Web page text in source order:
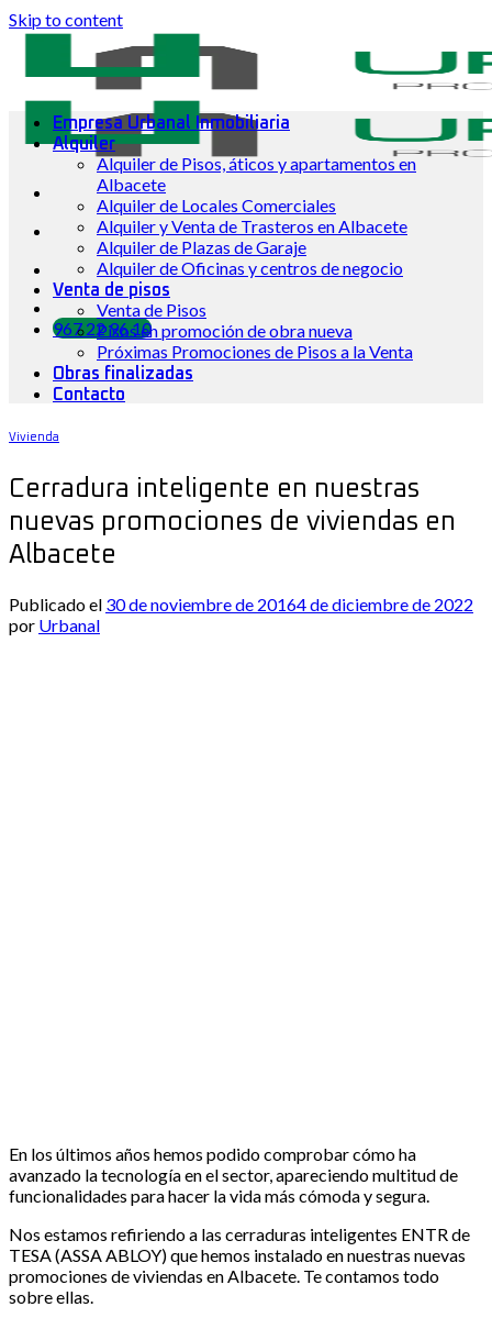
Skip to content
967 22 96 10
Empresa Urbanal Inmobiliaria
Alquiler
Alquiler de Pisos, áticos y apartamentos en
Albacete
Alquiler de Locales Comerciales
Alquiler y Venta de Trasteros en Albacete
Alquiler de Plazas de Garaje
Alquiler de Oficinas y centros de negocio
Venta de pisos
Venta de Pisos
Pisos en promoción de obra nueva
Próximas Promociones de Pisos a la Venta
Obras finalizadas
Contacto
Vivienda
Cerradura inteligente en nuestras
nuevas promociones de viviendas en
Albacete
Publicado el 30 de noviembre de 20164 de diciembre de 2022
por Urbanal
En los últimos años hemos podido comprobar cómo ha
avanzado la tecnología en el sector, apareciendo multitud de
funcionalidades para hacer la vida más cómoda y segura.
Nos estamos refiriendo a las cerraduras inteligentes ENTR de
TESA (ASSA ABLOY) que hemos instalado en nuestras nuevas
promociones de viviendas en Albacete. Te contamos todo
sobre ellas.